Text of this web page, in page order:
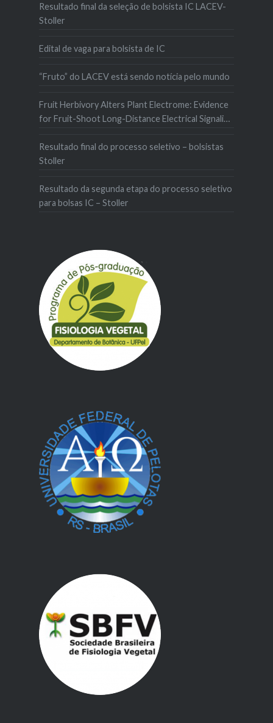
Resultado final da seleção de bolsista IC LACEV-
Stoller
Edital de vaga para bolsista de IC
“Fruto” do LACEV está sendo notícia pelo mundo
Fruit Herbivory Alters Plant Electrome: Evidence
for Fruit-Shoot Long-Distance Electrical Signaling
Resultado final do processo seletivo – bolsistas
Stoller
Resultado da segunda etapa do processo seletivo
para bolsas IC – Stoller